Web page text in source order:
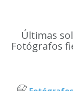
Últimas
Fotógrafos